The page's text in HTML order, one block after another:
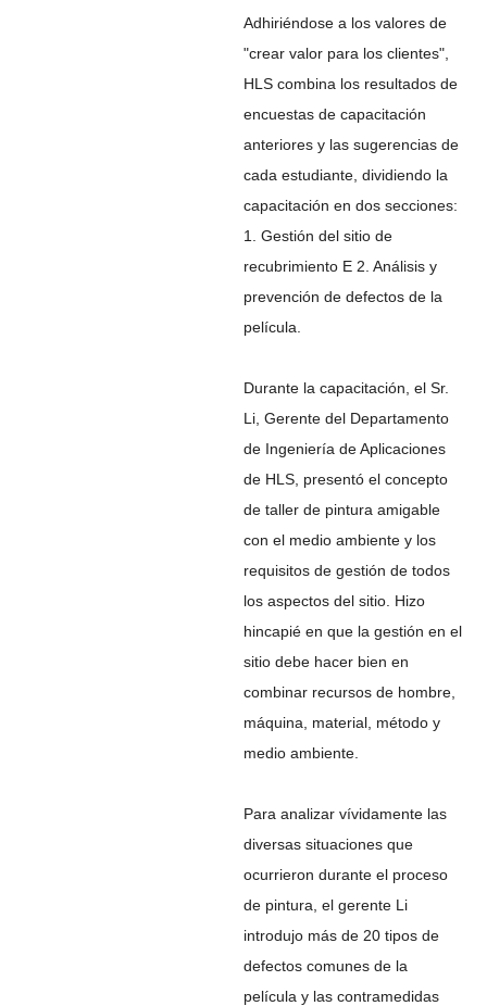
Adhiriéndose a los valores de
"crear valor para los clientes",
HLS combina los resultados de
encuestas de capacitación
anteriores y las sugerencias de
cada estudiante, dividiendo la
capacitación en dos secciones:
1. Gestión del sitio de
recubrimiento E 2. Análisis y
prevención de defectos de la
película.
Durante la capacitación, el Sr.
Li, Gerente del Departamento
de Ingeniería de Aplicaciones
de HLS, presentó el concepto
de taller de pintura amigable
con el medio ambiente y los
requisitos de gestión de todos
los aspectos del sitio. Hizo
hincapié en que la gestión en el
sitio debe hacer bien en
combinar recursos de hombre,
máquina, material, método y
medio ambiente.
Para analizar vívidamente las
diversas situaciones que
ocurrieron durante el proceso
de pintura, el gerente Li
introdujo más de 20 tipos de
defectos comunes de la
película y las contramedidas